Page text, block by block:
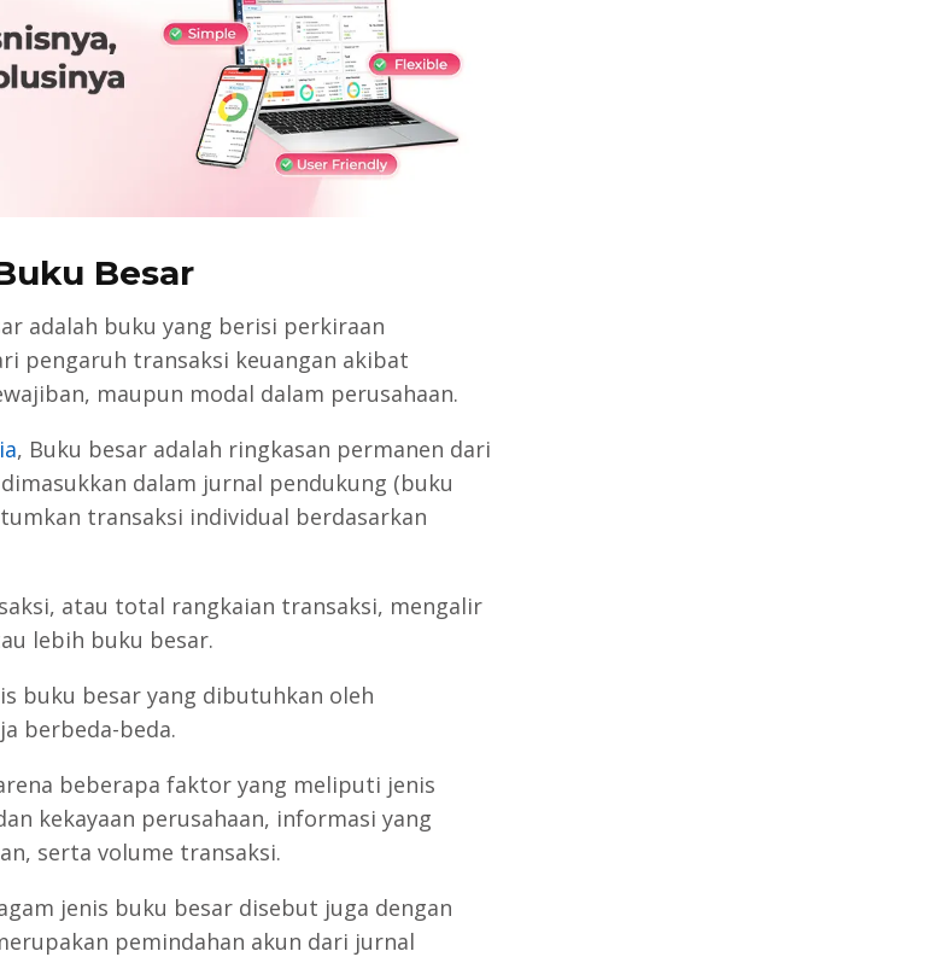
Besar
adalah buku yang berisi perkiraan
pengaruh transaksi keuangan akibat
maupun modal dalam perusahaan.
, Buku besar adalah ringkasan permanen dari
dalam jurnal pendukung (buku
transaksi individual berdasarkan
atau total rangkaian transaksi, mengalir
lebih buku besar.
buku besar yang dibutuhkan oleh
berbeda-beda.
beberapa faktor yang meliputi jenis
kekayaan perusahaan, informasi yang
serta volume transaksi.
jenis buku besar disebut juga dengan
pemindahan akun dari jurnal